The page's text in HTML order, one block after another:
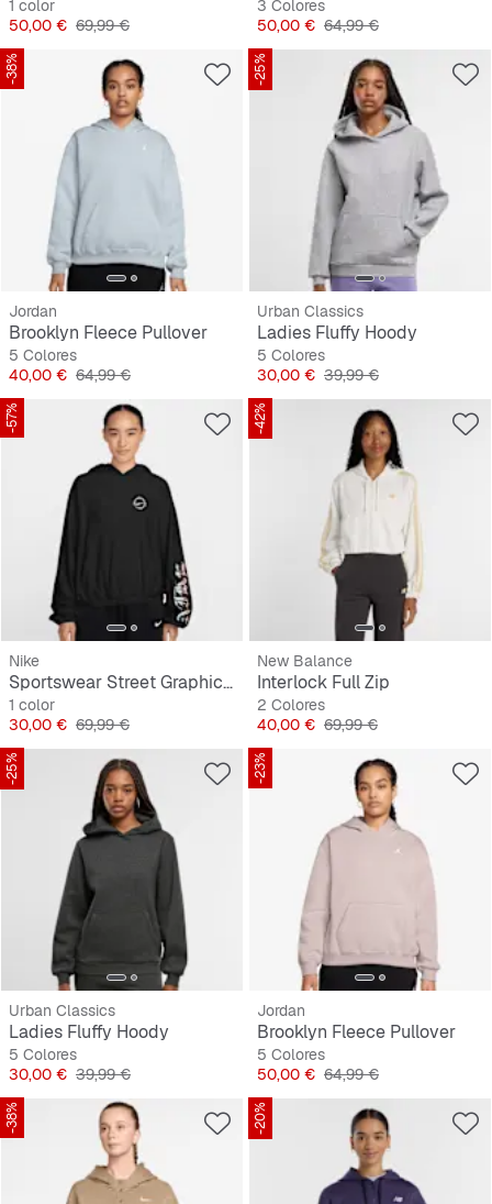
1 color
Precio
50,00 € Precio original
69,99 €
3 Colores
Precio
50,00 € Precio original
64,99 €
-38%
Jordan
Brooklyn Fleece Pullover
5 Colores
Precio
40,00 € Precio original
64,99 €
-25%
Urban Classics
Ladies Fluffy Hoody
5 Colores
Precio
30,00 € Precio original
39,99 €
-57%
Nike
Sportswear Street Graphic Pullover Hoodie
1 color
Precio
30,00 € Precio original
69,99 €
-42%
New Balance
Interlock Full Zip
2 Colores
Precio
40,00 € Precio original
69,99 €
-25%
Urban Classics
Ladies Fluffy Hoody
5 Colores
Precio
30,00 € Precio original
39,99 €
-23%
Jordan
Brooklyn Fleece Pullover
5 Colores
Precio
50,00 € Precio original
64,99 €
-38% -20%